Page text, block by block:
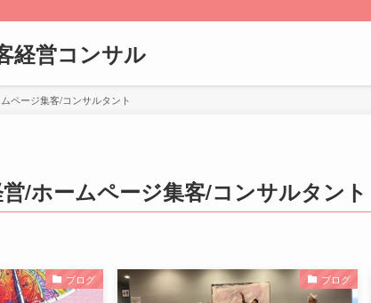
経営コンサル
ページ集客/コンサルタント
/ホームページ集客/コンサルタント
ブログ ブログ